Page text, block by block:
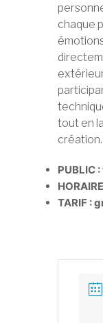
chaque
tout en
création.
PUBLIC
TARIF :